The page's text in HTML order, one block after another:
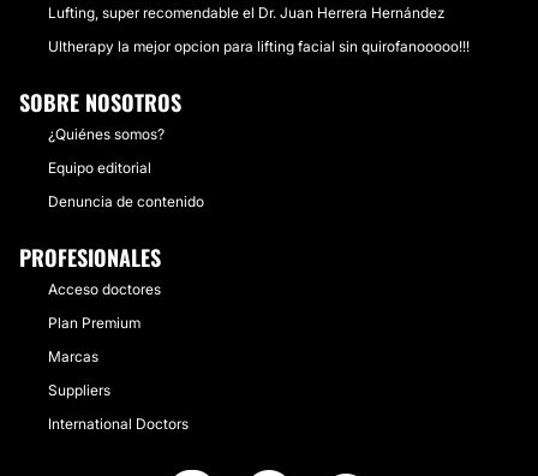
Lufting, super recomendable el Dr. Juan Herrera Hernández
Ultherapy la mejor opcion para lifting facial sin quirofanooooo!!!
SOBRE NOSOTROS
¿Quiénes somos?
Equipo editorial
Denuncia de contenido
PROFESIONALES
Acceso doctores
Plan Premium
Marcas
Suppliers
International Doctors